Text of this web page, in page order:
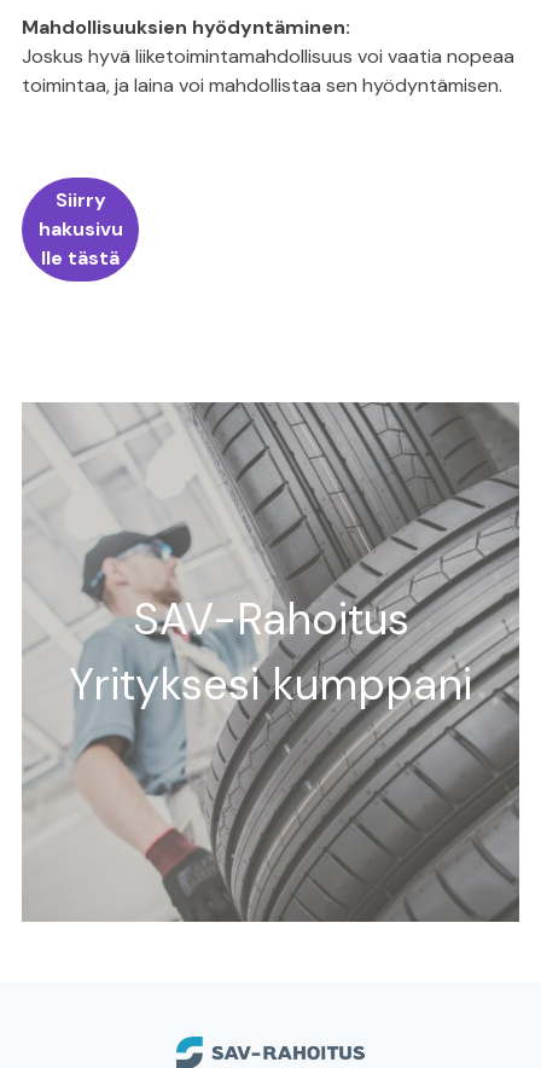
Mahdollisuuksien hyödyntäminen:
Joskus hyvä liiketoimintamahdollisuus voi vaatia nopeaa
toimintaa, ja laina voi mahdollistaa sen hyödyntämisen.
Siirry
hakusivu
lle tästä
SAV-Rahoitus
Yrityksesi kumppani